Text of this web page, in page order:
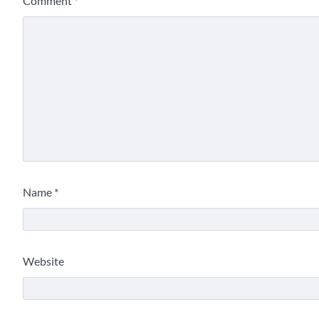
Name *
Website